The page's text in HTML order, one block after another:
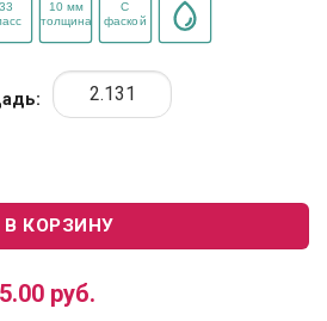
La Moena Bellamonte LM33
В КОРЗИНУ
руб.